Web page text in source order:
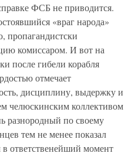
ФСБ не приводится.
«враг народа»
пропагандистски
комиссаром. И вот на
после гибели корабля
отмечает
дисциплину, выдержку и
челюскинским коллективом
разнородный по своему
тем не менее показал
ответственейший момент